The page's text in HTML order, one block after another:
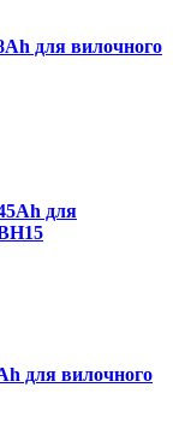
для вилочного
для
для вилочного